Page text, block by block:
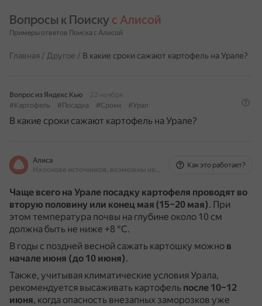
Вопросы к Поиску с Алисой
Примеры ответов Поиска с Алисой
Главная / Другое / В какие сроки сажают картофель на Урале?
Вопрос из Яндекс Кью
22 ноября
#Картофель
#Посадка #Сроки #Урал
В какие сроки сажают картофель на Урале?
Алиса
На основе источников, возможны неточности
Как это работает?
Чаще всего на Урале посадку картофеля проводят во
вторую половину или конец мая (15–20 мая). При
этом температура почвы на глубине около 10 см
должна быть не ниже +8 °С.
В годы с поздней весной сажать картошку можно в
начале июня (до 10 июня).
Также, учитывая климатические условия Урала,
рекомендуется высаживать картофель после 10–12
июня, когда опасность внезапных заморозков уже